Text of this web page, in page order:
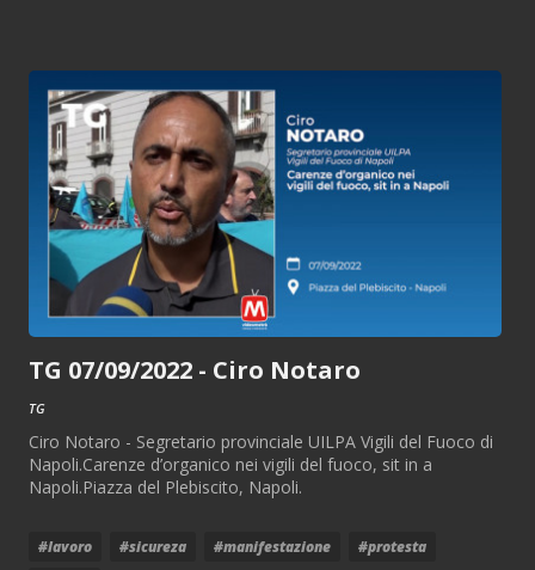
TG 07/09/2022 - Ciro Notaro
TG
Ciro Notaro - Segretario provinciale UILPA Vigili del Fuoco di
Napoli.Carenze d’organico nei vigili del fuoco, sit in a
Napoli.Piazza del Plebiscito, Napoli.
#lavoro #sicureza #manifestazione
#protesta